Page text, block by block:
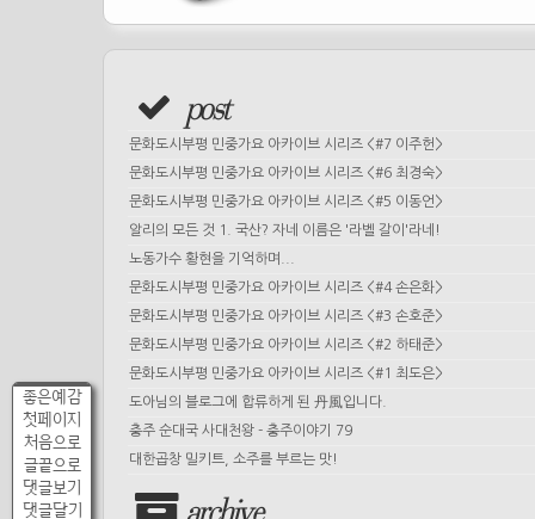
좋은예감
첫페이지
처음으로
글끝으로
댓글보기
댓글달기
post
문화도시부평 민중가요 아카이브 시리즈 <#7 이주헌>
문화도시부평 민중가요 아카이브 시리즈 <#6 최경숙>
문화도시부평 민중가요 아카이브 시리즈 <#5 이동언>
알리의 모든 것 1. 국산? 자네 이름은 '라벨 갈이'라네!
노동가수 황현을 기억하며...
문화도시부평 민중가요 아카이브 시리즈 <#4 손은화>
문화도시부평 민중가요 아카이브 시리즈 <#3 손호준>
문화도시부평 민중가요 아카이브 시리즈 <#2 하태준>
문화도시부평 민중가요 아카이브 시리즈 <#1 최도은>
도아님의 블로그에 합류하게 된 丹風입니다.
충주 순대국 사대천왕 - 충주이야기 79
대한곱창 밀키트, 소주를 부르는 맛!